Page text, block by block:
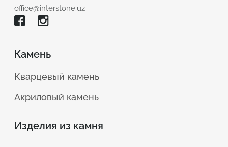
office@interstone.uz
Камень
Кварцевый камень
Акриловый камень
Изделия из камня